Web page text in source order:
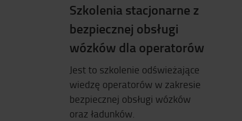
Szkolenia stacjonarne z
bezpiecznej obsługi
wózków dla operatorów
Jest to szkolenie odświeżające
wiedzę operatorów w zakresie
bezpiecznej obsługi wózków
oraz ładunków.